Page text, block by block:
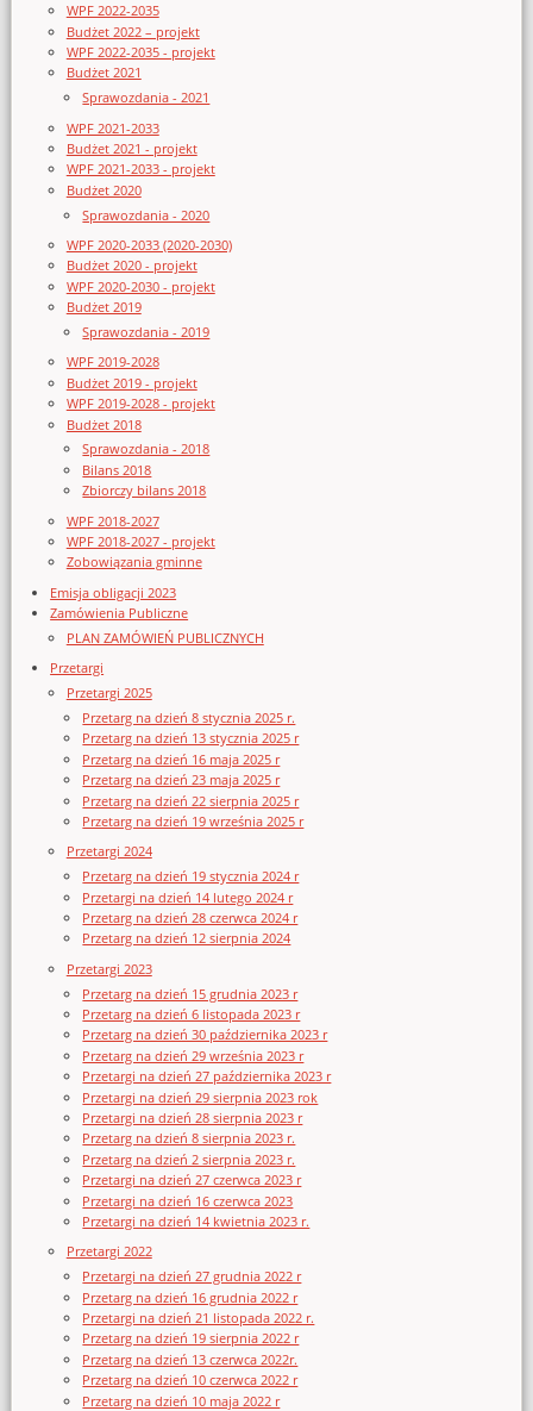
WPF 2022-2035
Budżet 2022 – projekt
WPF 2022-2035 - projekt
Budżet 2021
Sprawozdania - 2021
WPF 2021-2033
Budżet 2021 - projekt
WPF 2021-2033 - projekt
Budżet 2020
Sprawozdania - 2020
WPF 2020-2033 (2020-2030)
Budżet 2020 - projekt
WPF 2020-2030 - projekt
Budżet 2019
Sprawozdania - 2019
WPF 2019-2028
Budżet 2019 - projekt
WPF 2019-2028 - projekt
Budżet 2018
Sprawozdania - 2018
Bilans 2018
Zbiorczy bilans 2018
WPF 2018-2027
WPF 2018-2027 - projekt
Zobowiązania gminne
Emisja obligacji 2023
Zamówienia Publiczne
PLAN ZAMÓWIEŃ PUBLICZNYCH
Przetargi
Przetargi 2025
Przetarg na dzień 8 stycznia 2025 r.
Przetarg na dzień 13 stycznia 2025 r
Przetarg na dzień 16 maja 2025 r
Przetarg na dzień 23 maja 2025 r
Przetarg na dzień 22 sierpnia 2025 r
Przetarg na dzień 19 września 2025 r
Przetargi 2024
Przetarg na dzień 19 stycznia 2024 r
Przetargi na dzień 14 lutego 2024 r
Przetarg na dzień 28 czerwca 2024 r
Przetarg na dzień 12 sierpnia 2024
Przetargi 2023
Przetarg na dzień 15 grudnia 2023 r
Przetarg na dzień 6 listopada 2023 r
Przetarg na dzień 30 października 2023 r
Przetarg na dzień 29 września 2023 r
Przetargi na dzień 27 października 2023 r
Przetargi na dzień 29 sierpnia 2023 rok
Przetargi na dzień 28 sierpnia 2023 r
Przetarg na dzień 8 sierpnia 2023 r.
Przetarg na dzień 2 sierpnia 2023 r.
Przetargi na dzień 27 czerwca 2023 r
Przetargi na dzień 16 czerwca 2023
Przetargi na dzień 14 kwietnia 2023 r.
Przetargi 2022
Przetargi na dzień 27 grudnia 2022 r
Przetarg na dzień 16 grudnia 2022 r
Przetargi na dzień 21 listopada 2022 r.
Przetarg na dzień 19 sierpnia 2022 r
Przetarg na dzień 13 czerwca 2022r.
Przetarg na dzień 10 czerwca 2022 r
Przetarg na dzień 10 maja 2022 r